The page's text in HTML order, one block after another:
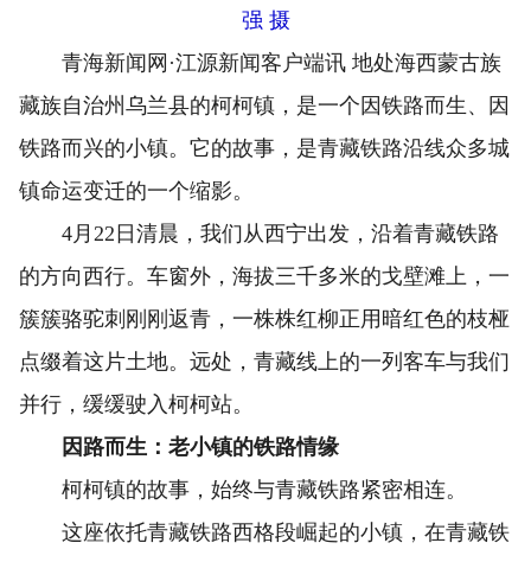
强 摄
青海新闻网·江源新闻客户端讯 地处海西蒙古族
藏族自治州乌兰县的柯柯镇，是一个因铁路而生、因
铁路而兴的小镇。它的故事，是青藏铁路沿线众多城
镇命运变迁的一个缩影。
4月22日清晨，我们从西宁出发，沿着青藏铁路
的方向西行。车窗外，海拔三千多米的戈壁滩上，一
簇簇骆驼刺刚刚返青，一株株红柳正用暗红色的枝桠
点缀着这片土地。远处，青藏线上的一列客车与我们
并行，缓缓驶入柯柯站。
因路而生：老小镇的铁路情缘
柯柯镇的故事，始终与青藏铁路紧密相连。
这座依托青藏铁路西格段崛起的小镇，在青藏铁